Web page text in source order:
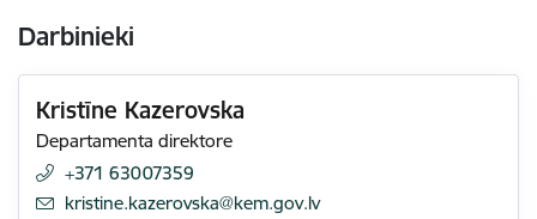
Darbinieki
Kristīne Kazerovska
Departamenta direktore
+371 63007359
E-pasts:
kristine.kazerovska@kem.gov.lv